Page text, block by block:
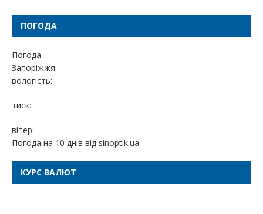
ПОГОДА
Погода
Запоріжжя
вологість:
тиск:
вітер:
Погода на 10 днів від sinoptik.ua
КУРС ВАЛЮТ